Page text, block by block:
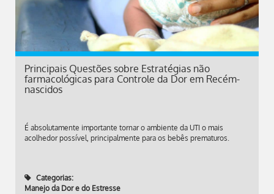
Principais Questões sobre Estratégias não
farmacológicas para Controle da Dor em Recém-
nascidos
É absolutamente importante tornar o ambiente da UTI o mais
acolhedor possível, principalmente para os bebês prematuros.
Categorias:
Manejo da Dor e do Estresse